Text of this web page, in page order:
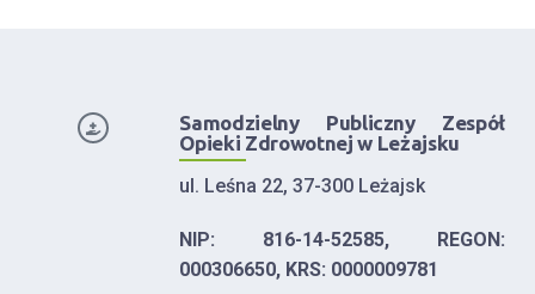
Samodzielny Publiczny Zespół
Opieki Zdrowotnej w Leżajsku
ul. Leśna 22, 37-300 Leżajsk
NIP: 816-14-52585, REGON:
000306650, KRS: 0000009781